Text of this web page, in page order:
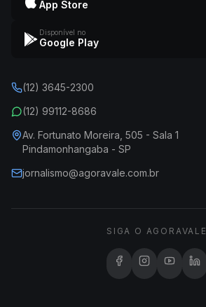
App Store
Disponível no
Google Play
(12) 3645-2300
(12) 99112-8686
Av. Fortunato Moreira, 505 - Sala 1
Pindamonhangaba - SP
jornalismo@agoravale.com.br
SIGA O AGORAVALE